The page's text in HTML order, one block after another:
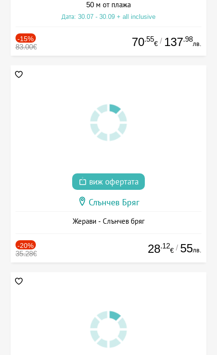
50 м от плажа
Дата: 30.07 - 30.09 + all inclusive
-15%
83.00€ 70.55
€ / 137.98
лв.
виж офертата
Слънчев Бряг
Жерави - Слънчев бряг
-20%
35.28€ 28.12
€ / 55лв.